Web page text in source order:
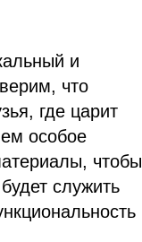
и
что
где царит
особое
чтобы
служить